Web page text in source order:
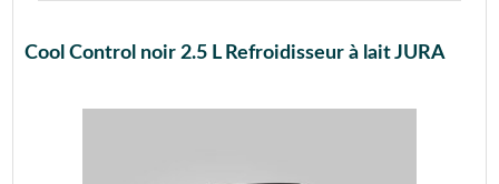
Cool Control noir 2.5 L Refroidisseur à lait JURA